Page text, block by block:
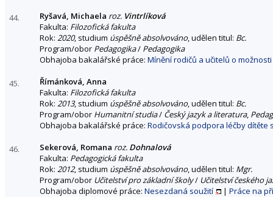
44. Ryšavá, Michaela roz. Vintrlíková
Fakulta: Filozofická fakulta
Rok: 2020, studium úspěšně absolvováno, udělen titul: Bc.
Program/obor Pedagogika/ Pedagogika
Obhajoba bakalářské práce: Mínění rodičů a učitelů o
45.
Římánková, Anna
Fakulta: Filozofická fakulta
Rok: 2013, studium úspěšně absolvováno, udělen titul: Bc.
Program/obor Humanitní studia/ Český jazyk a literatura,
Obhajoba bakalářské práce: Rodičovská podpora léčby
46. Sekerová, Romana roz. Dohnalová
Fakulta: Pedagogická fakulta
Rok: 2012, studium úspěšně absolvováno, udělen titul: Mgr.
Program/obor Učitelství pro základní školy/ Učitelství českého
Obhajoba diplomové práce: Nesezdaná soužití | Práce na